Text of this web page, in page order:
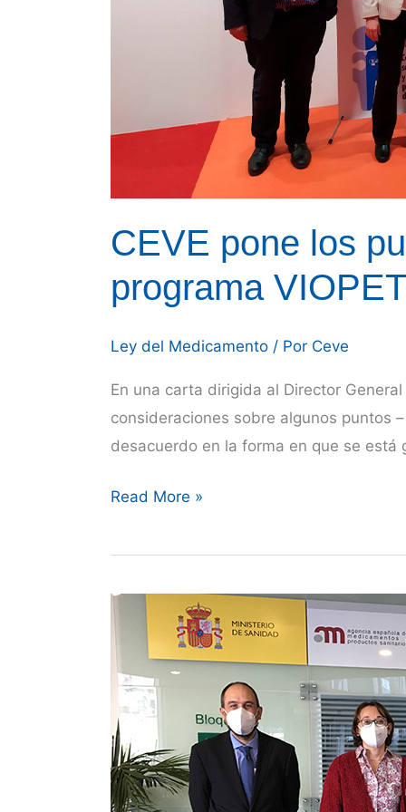
CEVE pone los
programa VIOPET
Ley del Medicamento / Por Ceve
En una carta dirigida al Director
consideraciones sobre algunos puntos
desacuerdo en la forma en que se está
CEVE
los
sobre
acerca
de
la
gestión
del
Read More »